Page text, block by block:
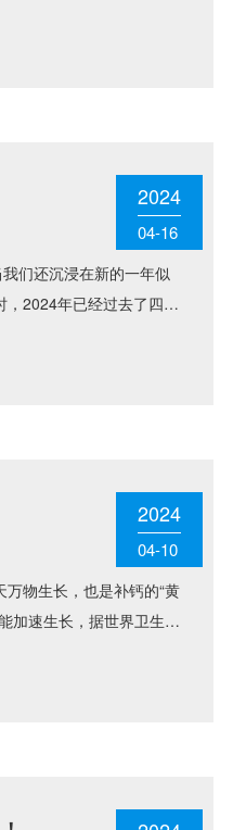
2024
04-16
们还沉浸在新的一年似
，2024年已经过去了四分
2024
04-10
物生长，也是补钙的“黄
速生长，据世界卫生组